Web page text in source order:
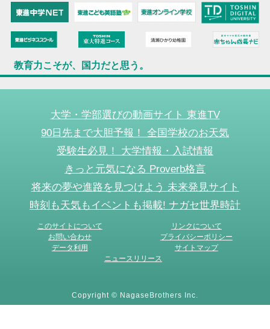
教育力こそが、国力だと思う。
大学・学部選びの動画サイト 東進TV
90日先まで大胆予報！ 全国学校のお天気
受験生必見！ 大学情報・入試情報
きっと元気になる Proverb格言
将来の夢や進路を見つけよう 未来発見サイト
時刻も天気もイベントも掲載! ナガセ世界時計
このサイトについて
リンクについて
お問い合わせ
プライバシーポリシー
データ利用
サイトマップ
ニュースリリース
Copyright © NagaseBrothers Inc.